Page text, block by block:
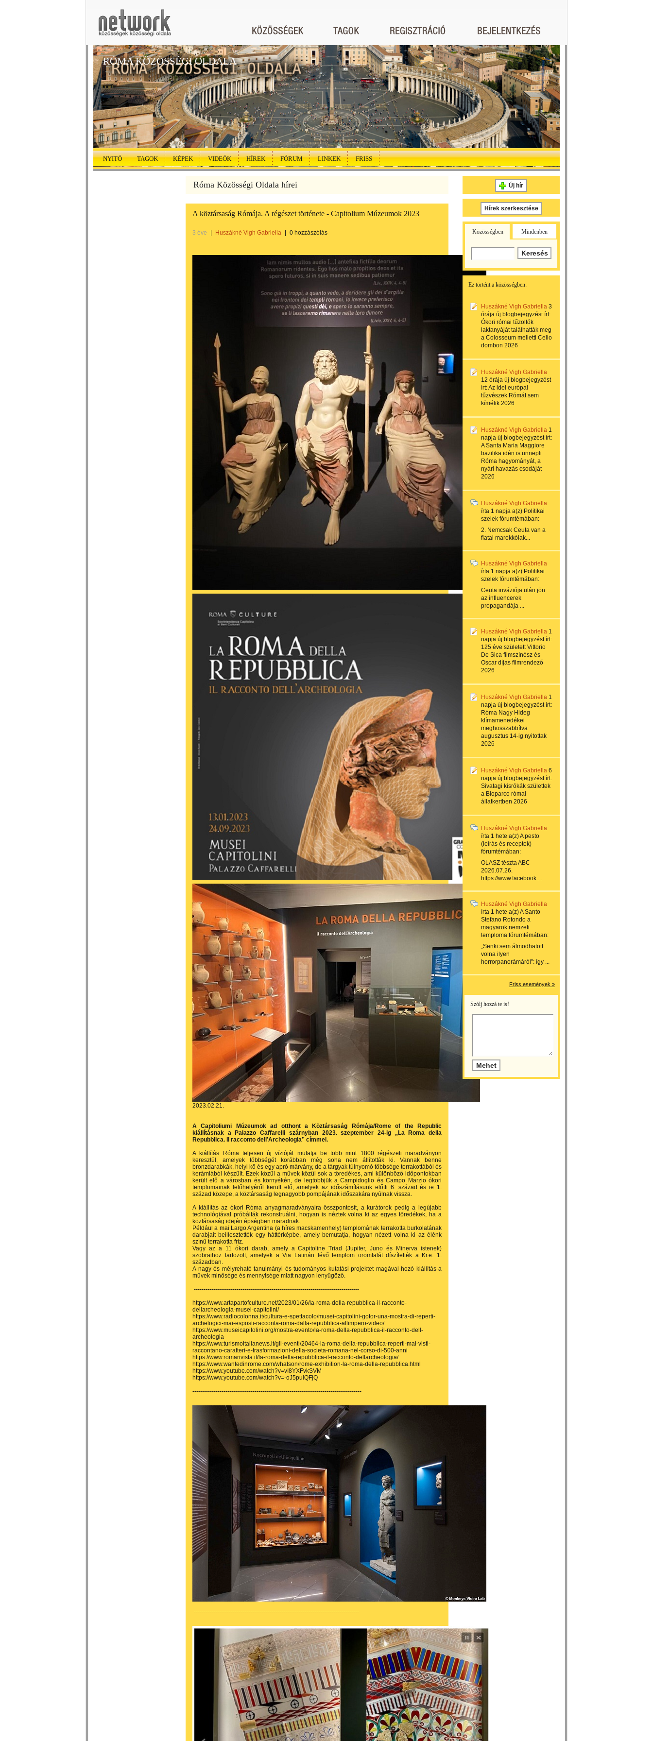
RÓMA KÖZÖSSÉGI OLDALA
NYITÓ TAGOK KÉPEK VIDEÓK HÍREK FÓRUM LINKEK FRISS
Róma Közösségi Oldala hírei
A köztársaság Rómája. A régészet története - Capitolium Múzeumok 2023
3 éve Huszákné Vigh Gabriella 0 hozzászólás
2023.02.21.
A Capitoliumi Múzeumok ad otthont a Köztársaság Rómája/Rome of the Republic
kiállításnak a Palazzo Caffarelli szárnyban 2023. szeptember 24-ig „La Roma della
Repubblica. Il racconto dell’Archeologia” címmel.
A kiállítás Róma teljesen új vízióját mutatja be több mint 1800 régészeti maradványon
keresztül, amelyek többségét korábban még soha nem állították ki. Vannak benne
bronzdarabkák, helyi kő és egy apró márvány, de a tárgyak túlnyomó többsége terrakottából és
kerámiából készült. Ezek közül a művek közül sok a töredékes, ami különböző időpontokban
került elő a városban és környékén, de legtöbbjük a Campidoglio és Campo Marzio ókori
templomainak lelőhelyéről került elő, amelyek az időszámításunk előtti 6. század és ie 1.
század közepe, a köztársaság legnagyobb pompájának időszakára nyúlnak vissza.
A kiállítás az ókori Róma anyagmaradványaira összpontosít, a kurátorok pedig a legújabb
technológiával próbálták rekonstruálni, hogyan is néztek volna ki az egyes töredékek, ha a
köztársaság idején épségben maradnak.
Például a mai Largo Argentina (a híres macskamenhely) templomának terrakotta burkolatának
darabjait beillesztették egy háttérképbe, amely bemutatja, hogyan nézett volna ki az élénk
színű terrakotta fríz.
Vagy az a 11 ókori darab, amely a Capitoline Triad (Jupiter, Juno és Minerva istenek)
szobraihoz tartozott, amelyek a Via Latinán lévő templom oromfalát díszítették a Kr.e. 1.
században.
A nagy és mélyreható tanulmányi és tudományos kutatási projektet magával hozó kiállítás a
művek minősége és mennyisége miatt nagyon lenyűgöző.
-------------------------------------------------------------------------------------
https://www.artapartofculture.net/2023/01/26/la-roma-della-repubblica-il-racconto-
dellarcheologia-musei-capitolini/
https://www.radiocolonna.it/cultura-e-spettacolo/musei-capitolini-gotor-una-mostra-di-reperti-
archelogici-mai-esposti-racconta-roma-dalla-repubblica-allimpero-video/
https://www.museicapitolini.org/mostra-evento/la-roma-della-repubblica-il-racconto-dell-
archeologia
https://www.turismoitalianews.it/gli-eventi/20464-la-roma-della-repubblica-reperti-mai-visti-
raccontano-caratteri-e-trasformazioni-della-societa-romana-nel-corso-di-500-anni
https://www.romarivista.it/la-roma-della-repubblica-il-racconto-dellarcheologia/
https://www.wantedinrome.com/whatson/rome-exhibition-la-roma-della-repubblica.html
https://www.youtube.com/watch?v=vI8YXFvkSVM
https://www.youtube.com/watch?v=-oJ5pulQFjQ
---------------------------------------------------------------------------------------
-------------------------------------------------------------------------------------
Új hír
Hírek szerkesztése
Közösségben Mindenben
Ez történt a közösségben:
Huszákné Vigh Gabriella 3
órája új blogbejegyzést írt:
Ókori római tűzoltók
laktanyáját találhatták meg
a Colosseum melletti Celio
dombon 2026
Huszákné Vigh Gabriella
12 órája új blogbejegyzést
írt:Az idei európai
tűzvészek Rómát sem
kímélik 2026
Huszákné Vigh Gabriella 1
napja új blogbejegyzést írt:
A Santa Maria Maggiore
bazilika idén is ünnepli
Róma hagyományát, a
nyári havazás csodáját
2026
Huszákné Vigh Gabriella
írta 1 napja a(z) Politikai
szelek fórumtémában:
2. Nemcsak Ceuta van a
fiatal marokkóiak...
Huszákné Vigh Gabriella
írta 1 napja a(z) Politikai
szelek fórumtémában:
Ceuta inváziója után jön
az influencerek
propagandája ...
Huszákné Vigh Gabriella 1
napja új blogbejegyzést írt:
125 éve született Vittorio
De Sica filmszínész és
Oscar díjas filmrendező
2026
Huszákné Vigh Gabriella 1
napja új blogbejegyzést írt:
Róma Nagy Hideg
klímamenedékei
meghosszabbítva
augusztus 14-ig nyitottak
2026
Huszákné Vigh Gabriella 6
napja új blogbejegyzést írt:
Sivatagi kisrókák születtek
a Bioparco római
állatkertben 2026
Huszákné Vigh Gabriella
írta 1 hete a(z)A pesto
(leírás és receptek)
fórumtémában:
OLASZ tészta ABC
2026.07.26.
https://www.facebook....
Huszákné Vigh Gabriella
írta 1 hete a(z)A Santo
Stefano Rotondo a
magyarok nemzeti
temploma fórumtémában:
„Senki sem álmodhatott
volna ilyen
horrorpanorámáról”: így ...
Friss események »
Szólj hozzá te is!